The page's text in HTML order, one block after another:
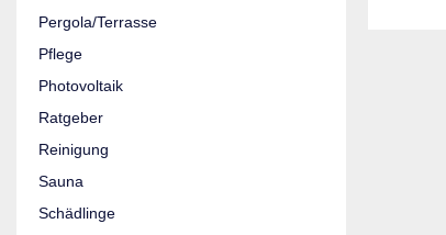
Pergola/Terrasse
Pflege
Photovoltaik
Ratgeber
Reinigung
Sauna
Schädlinge